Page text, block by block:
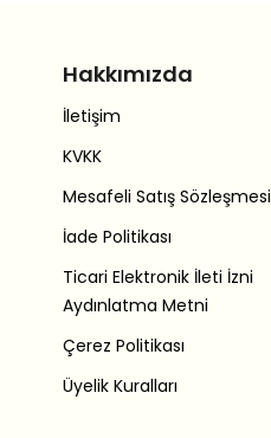
Hakkımızda
İletişim
KVKK
Mesafeli Satış Sözleşmesi
İade Politikası
Ticari Elektronik İleti İzni
Aydınlatma Metni
Çerez Politikası
Üyelik Kuralları